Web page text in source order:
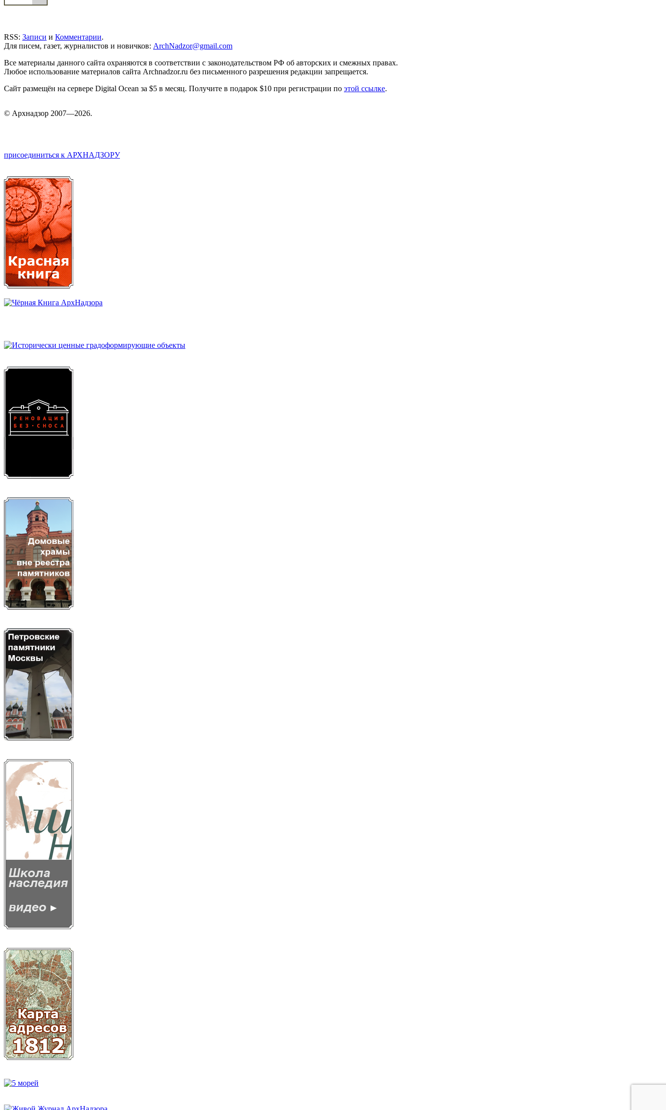
RSS: Записи и Комментарии.
Для писем, газет, журналистов и новичков: ArchNadzor@gmail.com
Все материалы данного сайта охраняются в соответствии с законодательством РФ об авторских и смежных правах.
Любое использование материалов сайта Archnadzor.ru без письменного разрешения редакции запрещается.
Сайт размещён на сервере Digital Ocean за $5 в месяц. Получите в подарок $10 при регистрации по этой ссылке.
© Архнадзор 2007—2026.
присоединиться к АРХНАДЗОРУ